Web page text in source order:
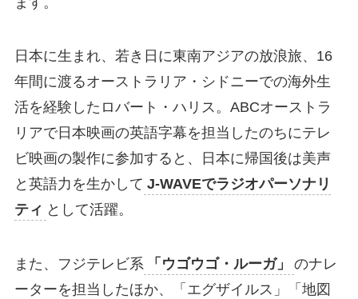
日本に生まれ、若き日に東南アジアの放浪旅、16
年間に渡るオーストラリア・シドニーでの海外生
活を経験したロバート・ハリス。ABCオーストラ
リアで日本映画の英語字幕を担当したのちにテレ
ビ映画の製作に参加すると、日本に帰国後は美声
と英語力を生かして J-WAVEでラジオパーソナリ
ティ として活躍。
また、フジテレビ系 「ウゴウゴ・ルーガ」
のナレ
ーターを担当したほか、「エグザイルス」「地図